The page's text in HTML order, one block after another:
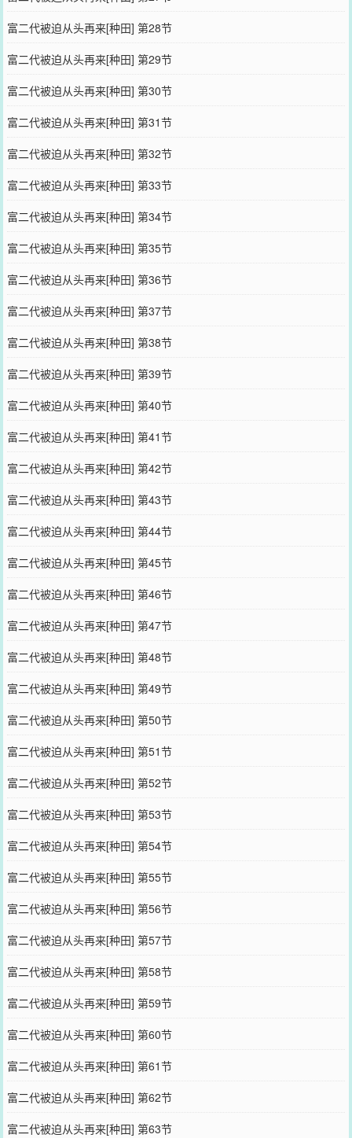
富二代被迫从头再来[种田] 第28节
富二代被迫从头再来[种田] 第29节
富二代被迫从头再来[种田] 第30节
富二代被迫从头再来[种田] 第31节
富二代被迫从头再来[种田] 第32节
富二代被迫从头再来[种田] 第33节
富二代被迫从头再来[种田] 第34节
富二代被迫从头再来[种田] 第35节
富二代被迫从头再来[种田] 第36节
富二代被迫从头再来[种田] 第37节
富二代被迫从头再来[种田] 第38节
富二代被迫从头再来[种田] 第39节
富二代被迫从头再来[种田] 第40节
富二代被迫从头再来[种田] 第41节
富二代被迫从头再来[种田] 第42节
富二代被迫从头再来[种田] 第43节
富二代被迫从头再来[种田] 第44节
富二代被迫从头再来[种田] 第45节
富二代被迫从头再来[种田] 第46节
富二代被迫从头再来[种田] 第47节
富二代被迫从头再来[种田] 第48节
富二代被迫从头再来[种田] 第49节
富二代被迫从头再来[种田] 第50节
富二代被迫从头再来[种田] 第51节
富二代被迫从头再来[种田] 第52节
富二代被迫从头再来[种田] 第53节
富二代被迫从头再来[种田] 第54节
富二代被迫从头再来[种田] 第55节
富二代被迫从头再来[种田] 第56节
富二代被迫从头再来[种田] 第57节
富二代被迫从头再来[种田] 第58节
富二代被迫从头再来[种田] 第59节
富二代被迫从头再来[种田] 第60节
富二代被迫从头再来[种田] 第61节
富二代被迫从头再来[种田] 第62节
富二代被迫从头再来[种田] 第63节